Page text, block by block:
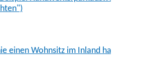
einen Wohnsitz im Inland hatten